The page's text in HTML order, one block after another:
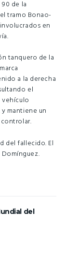
de la
tramo Bonao-
en
tanquero de la
a la derecha
el
mantiene un
del fallecido. El
del